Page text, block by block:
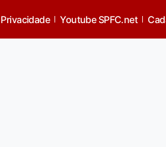
Privacidade Youtube SPFC.net